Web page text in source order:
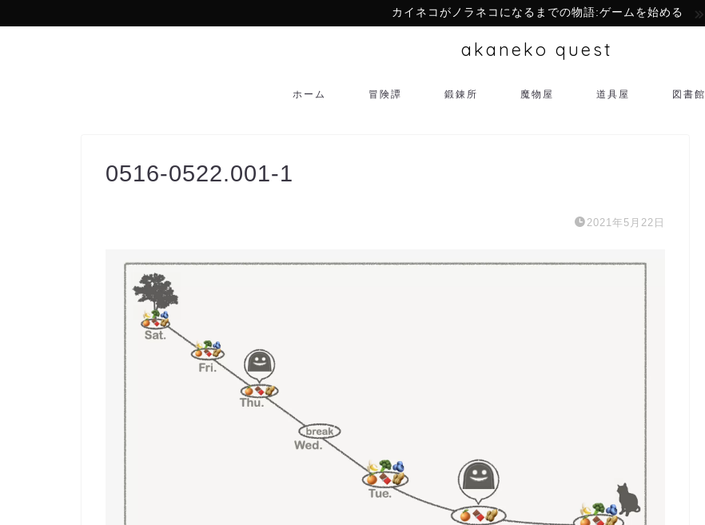
カイネコがノラネコになるまでの物語:ゲームを始める
akaneko quest
ホーム 冒険譚 鍛錬所 魔物屋 道具屋 図書館
0516-0522.001-1
2021年5月22日